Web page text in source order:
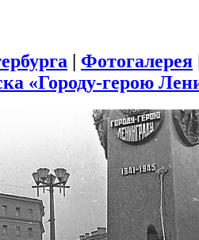
| Фотогалерея
«Городу-герою